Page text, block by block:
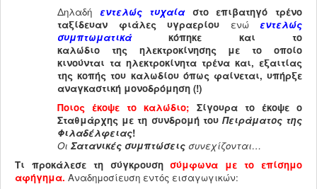
Δηλαδή εντελώς τυχαίαστο επιβατηγό τρένο
ταξίδευαν φιάλες υγραερίου ενώ εντελώς
συμπτωματικά
κόπηκε και το
καλώδιο
της ηλεκτροκίνησης
με το οποίο
κινούνται τα ηλεκτροκίνητα τρένα και, εξαιτίας
της κοπής του καλωδίου όπως φαίνεται, υπήρξε
αναγκαστική μονοδρόμηση (!)
Ποιος έκοψε το καλώδιο; Σίγουρα το έκοψε ο
Σταθμάρχης με τη συνδρομή του Πειράματος της
Φιλαδέλφειας!
Οι Σατανικές συμπτώσεις συνεχίζονται…
Τι προκάλεσε τη σύγκρουσησύμφωνα με τo επίσημο
αφήγημα. Αναδημοσίευση εντός εισαγωγικών: